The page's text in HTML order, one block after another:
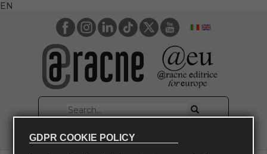
EN
GDPR COOKIE POLICY